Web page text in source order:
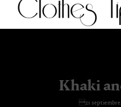
Khaki
21